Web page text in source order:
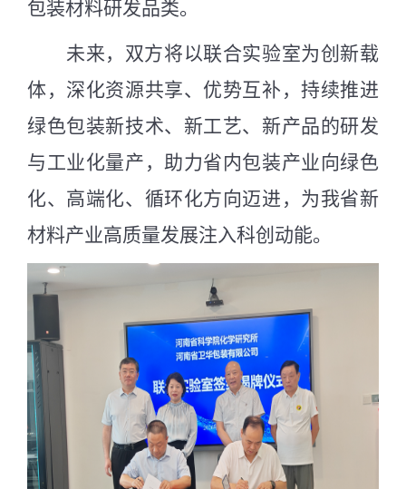
包装材料研发品类。
未来，双方将以联合实验室为创新载
体，深化资源共享、优势互补，持续推进
绿色包装新技术、新工艺、新产品的研发
与工业化量产，助力省内包装产业向绿色
化、高端化、循环化方向迈进，为我省新
材料产业高质量发展注入科创动能。